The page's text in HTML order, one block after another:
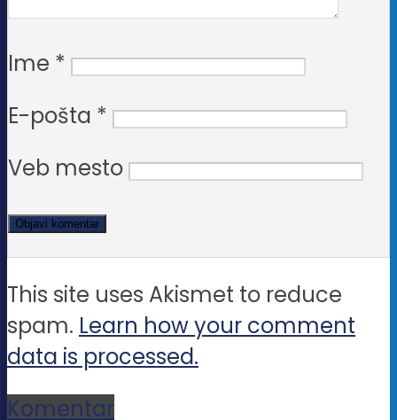
Ime *
E-pošta *
Veb mesto
This site uses Akismet to reduce
spam. Learn how your comment
data is processed.
Komentar